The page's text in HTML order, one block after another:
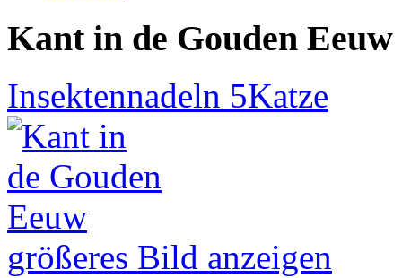
Kant in de Gouden Eeuw
Insektennadeln 5Katze
größeres Bild anzeigen